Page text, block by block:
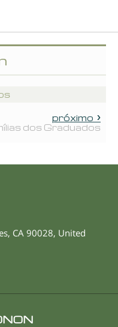
próximo
dos Graduados
, CA 90028, United